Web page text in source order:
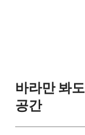
바라만 봐
공간